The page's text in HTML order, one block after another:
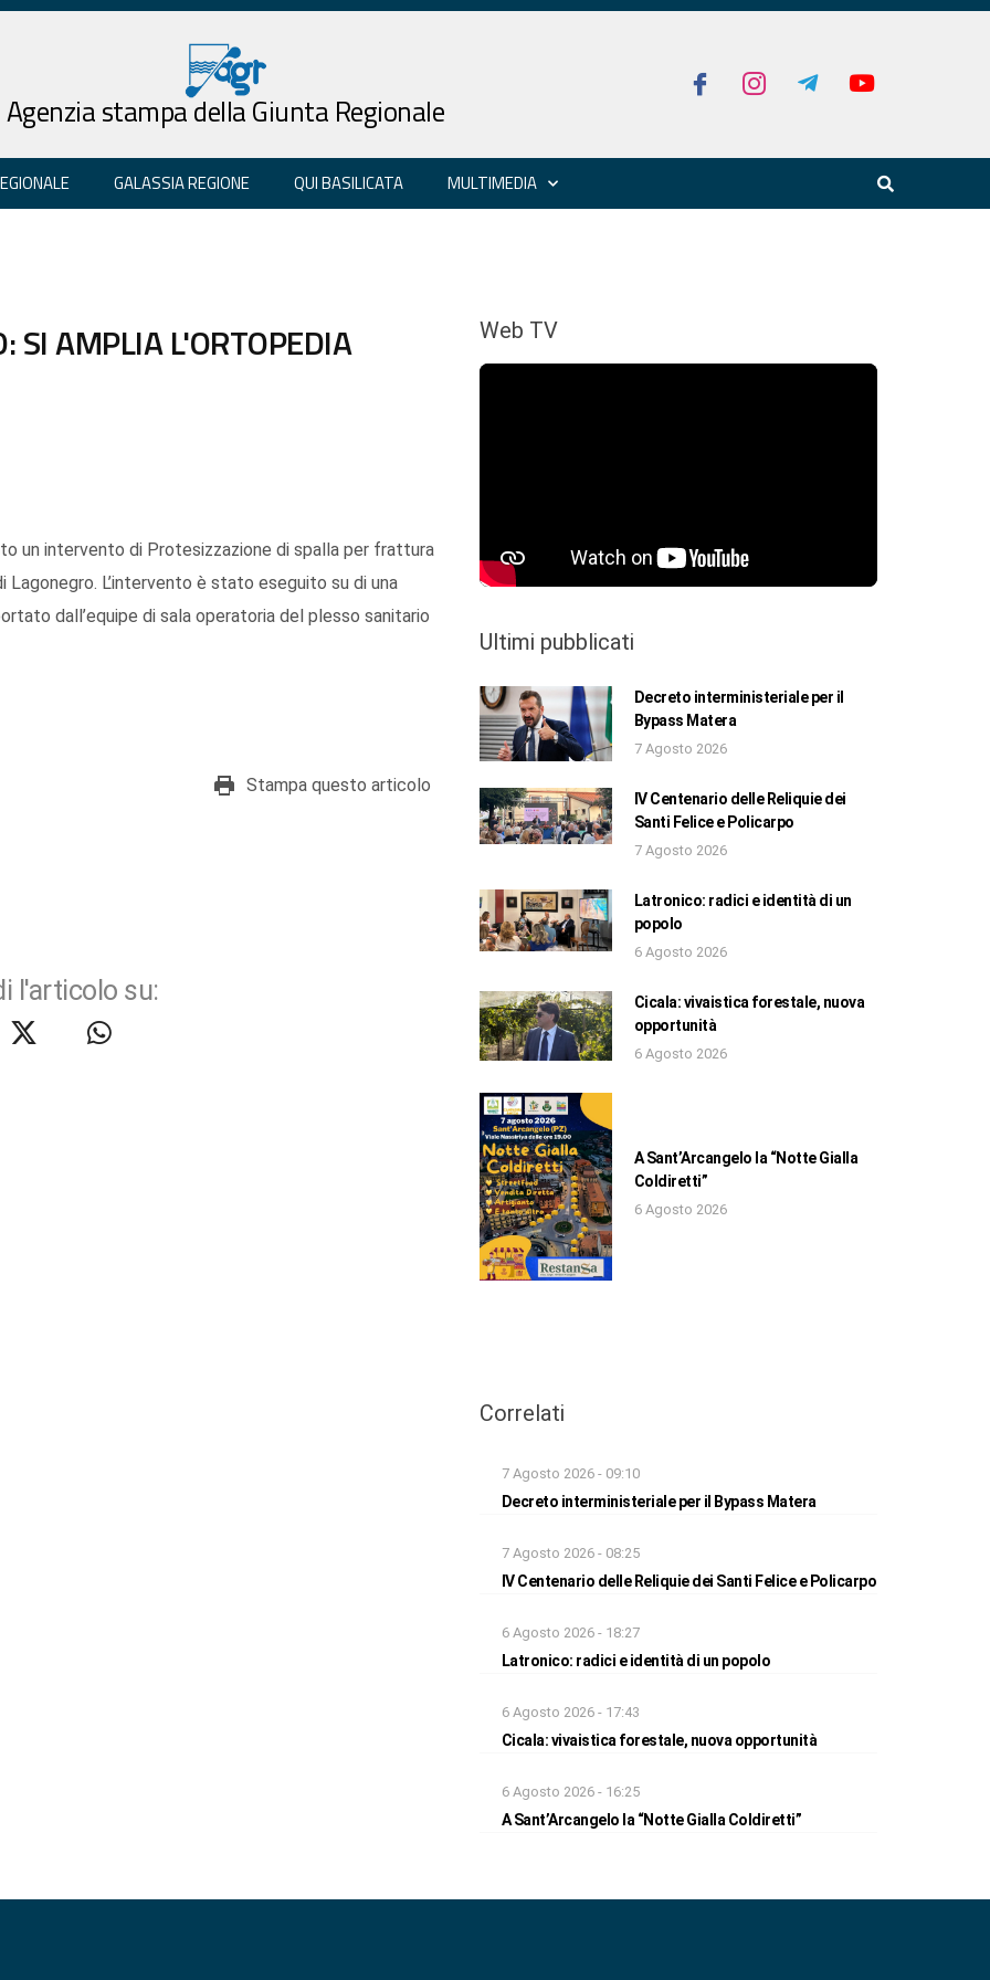
Agenzia stampa della Giunta Regionale
GALASSIA REGIONE QUI BASILICATA MULTIMEDIA
SI AMPLIA L'ORTOPEDIA
un intervento di Protesizzazione di spalla per frattura
L’intervento è stato eseguito su di una
dall’equipe di sala operatoria del plesso sanitario
Stampa questo articolo
l'articolo su:
Web TV
Ultimi pubblicati
Decreto interministeriale per il
Bypass Matera
7 Agosto 2026
IV Centenario delle Reliquie dei
Santi Felice e Policarpo
7 Agosto 2026
Latronico: radici e identità di un
popolo
6 Agosto 2026
Cicala: vivaistica forestale, nuova
opportunità
6 Agosto 2026
A Sant’Arcangelo la “Notte Gialla
Coldiretti”
6 Agosto 2026
Correlati
7 Agosto 2026 - 09:10
Decreto interministeriale per il Bypass Matera
7 Agosto 2026 - 08:25
IV Centenario delle Reliquie dei Santi Felice e Policarpo
6 Agosto 2026 - 18:27
Latronico: radici e identità di un popolo
6 Agosto 2026 - 17:43
Cicala: vivaistica forestale, nuova opportunità
6 Agosto 2026 - 16:25
A Sant’Arcangelo la “Notte Gialla Coldiretti”